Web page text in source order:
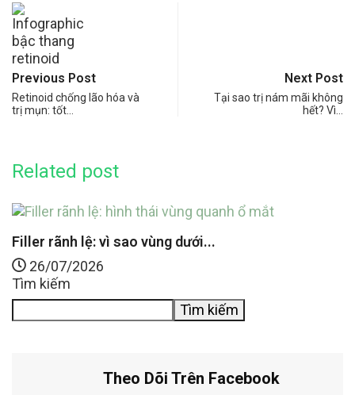
Previous Post
Retinoid chống lão hóa và
trị mụn: tốt…
Next Post
Tại sao trị nám mãi không
hết? Vì…
Related post
Filler rãnh lệ: vì sao vùng dưới...
26/07/2026
Tìm kiếm
Tìm kiếm
Theo Dõi Trên Facebook